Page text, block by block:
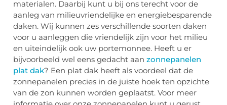
materialen. Daarbij kunt u bij ons terecht voor de
aanleg van milieuvriendelijke en energiebesparende
daken. Wij kunnen zes verschillende soorten daken
voor u aanleggen die vriendelijk zijn voor het milieu
en uiteindelijk ook uw portemonnee. Heeft u er
bijvoorbeeld wel eens gedacht aan zonnepanelen
plat dak? Een plat dak heeft als voordeel dat de
zonnepanelen precies in de juiste hoek ten opzichte
van de zon kunnen worden geplaatst. Voor meer